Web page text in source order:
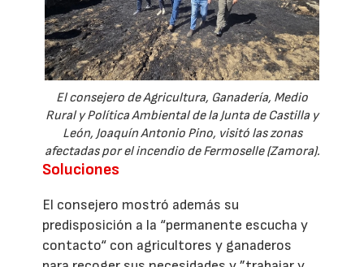
El consejero de Agricultura, Ganadería, Medio
Rural y Política Ambiental de la Junta de Castilla y
León, Joaquín Antonio Pino, visitó las zonas
afectadas por el incendio de Fermoselle (Zamora).
Soluciones
El consejero mostró además su
predisposición a la “permanente escucha y
contacto“ con agricultores y ganaderos